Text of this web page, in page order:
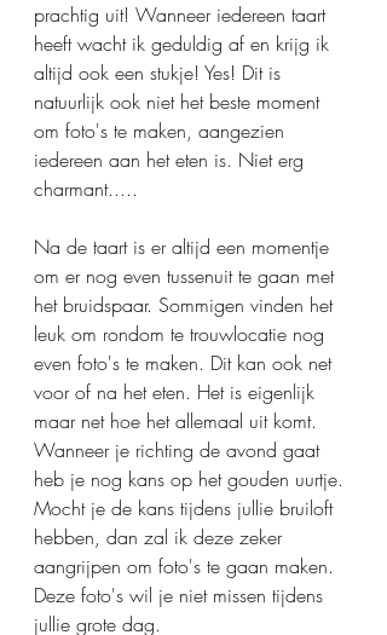
prachtig uit! Wanneer iedereen taart
heeft wacht ik geduldig af en krijg ik
altijd ook een stukje! Yes! Dit is
natuurlijk ook niet het beste moment
om foto's te maken, aangezien
iedereen aan het eten is. Niet erg
charmant.....
Na de taart is er altijd een momentje
om er nog even tussenuit te gaan met
het bruidspaar. Sommigen vinden het
leuk om rondom te trouwlocatie nog
even foto's te maken. Dit kan ook net
voor of na het eten. Het is eigenlijk
maar net hoe het allemaal uit komt.
Wanneer je richting de avond gaat
heb je nog kans op het gouden uurtje.
Mocht je de kans tijdens jullie bruiloft
hebben, dan zal ik deze zeker
aangrijpen om foto's te gaan maken.
Deze foto's wil je niet missen tijdens
jullie grote dag.